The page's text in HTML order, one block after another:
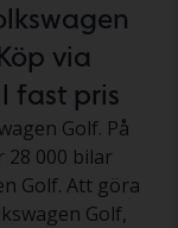
via
fast pris
Golf. På
28 000 bilar
Golf. Att göra
Golf,